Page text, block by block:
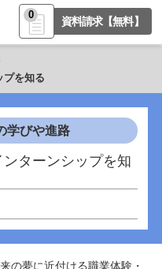
0
資料請求【無料】
プを知る
学びや進路
ターンシップを知
の夢に近付ける職業体験・